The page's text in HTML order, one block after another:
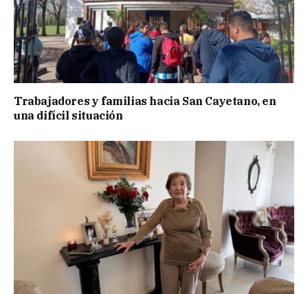
Trabajadores y familias hacia San Cayetano, en
una difícil situación